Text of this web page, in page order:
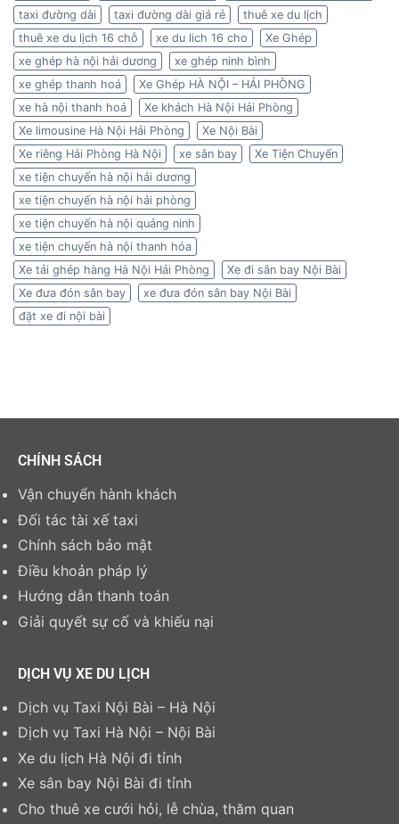
taxi đường dài
taxi đường dài giá rẻ
thuê xe du lịch
thuê xe du lịch 16 chỗ
xe du lich 16 cho
Xe Ghép
xe ghép hà nội hải dương
xe ghép ninh bình
xe ghép thanh hoá
Xe Ghép HÀ NỘI – HẢI PHÒNG
xe hà nội thanh hoá
Xe khách Hà Nội Hải Phòng
Xe limousine Hà Nội Hải Phòng
Xe Nội Bài
Xe riêng Hải Phòng Hà Nội
xe sân bay
Xe Tiện Chuyến
xe tiện chuyến hà nội hải dương
xe tiện chuyến hà nội hải phòng
xe tiện chuyến hà nội quảng ninh
xe tiện chuyến hà nội thanh hóa
Xe tải ghép hàng Hà Nội Hải Phòng
Xe đi sân bay Nội Bài
Xe đưa đón sân bay
xe đưa đón sân bay Nội Bài
đặt xe đi nội bài
CHÍNH SÁCH
Vận chuyển hành khách
Đối tác tài xế taxi
Chính sách bảo mật
Điều khoản pháp lý
Hướng dẫn thanh toán
Giải quyết sự cố và khiếu nại
DỊCH VỤ XE DU LỊCH
Dịch vụ Taxi Nội Bài – Hà Nội
Dịch vụ Taxi Hà Nội – Nội Bài
Xe du lịch Hà Nội đi tỉnh
Xe sân bay Nội Bài đi tỉnh
Cho thuê xe cưới hỏi, lễ chùa, thăm quan